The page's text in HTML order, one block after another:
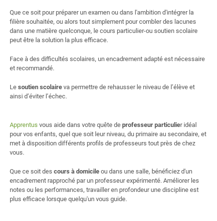
Que ce soit pour préparer un examen ou dans l'ambition d'intégrer la
filière souhaitée, ou alors tout simplement pour combler des lacunes
dans une matière quelconque, le cours particulier-ou soutien scolaire
peut être la solution la plus efficace.
Face à des difficultés scolaires, un encadrement adapté est nécessaire
et recommandé.
Le soutien scolaire va permettre de rehausser le niveau de l’élève et
ainsi d’éviter l’échec.
Apprentus vous aide dans votre quête de professeur particulier idéal
pour vos enfants, quel que soit leur niveau, du primaire au secondaire, et
met à disposition différents profils de professeurs tout près de chez
vous.
Que ce soit des cours à domicile ou dans une salle, bénéficiez d'un
encadrement rapproché par un professeur expérimenté. Améliorer les
notes ou les performances, travailler en profondeur une discipline est
plus efficace lorsque quelqu'un vous guide.